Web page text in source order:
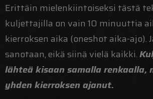
Erittäin mielenkiintoiseksi tästä
kuljettajilla on vain 10 minuuttia
kierroksen aika (oneshot aika-ajo).
sanotaan, eikä siinä vielä kaikki.
lähteä kisaan samalla renkaalla,
yhden kierroksen ajanut.